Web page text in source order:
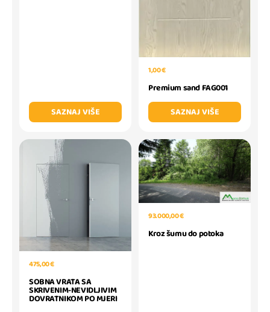
SAZNAJ VIŠE
1,00 €
Premium sand FAG001
SAZNAJ VIŠE
475,00 €
SOBNA VRATA SA
SKRIVENIM-NEVIDLJIVIM
DOVRATNIKOM PO MJERI
93.000,00 €
Kroz šumu do potoka